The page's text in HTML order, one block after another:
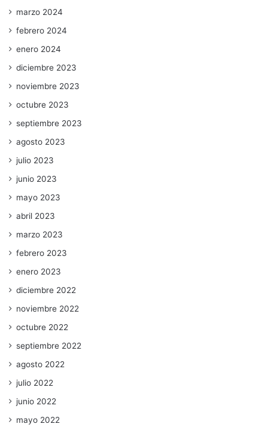
marzo 2024
febrero 2024
enero 2024
diciembre 2023
noviembre 2023
octubre 2023
septiembre 2023
agosto 2023
julio 2023
junio 2023
mayo 2023
abril 2023
marzo 2023
febrero 2023
enero 2023
diciembre 2022
noviembre 2022
octubre 2022
septiembre 2022
agosto 2022
julio 2022
junio 2022
mayo 2022